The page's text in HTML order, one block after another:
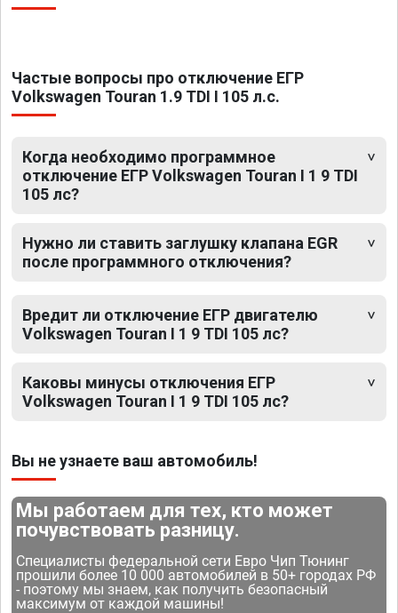
Частые вопросы про отключение ЕГР
Volkswagen Touran 1.9 TDI I 105 л.с.
Когда необходимо программное
отключение ЕГР Volkswagen Touran I 1 9 TDI
105 лс?
Нужно ли ставить заглушку клапана EGR
после программного отключения?
Вредит ли отключение ЕГР двигателю
Volkswagen Touran I 1 9 TDI 105 лс?
Каковы минусы отключения ЕГР
Volkswagen Touran I 1 9 TDI 105 лс?
Вы не узнаете ваш автомобиль!
Мы работаем для тех, кто может
почувствовать разницу.
Специалисты федеральной сети Евро Чип Тюнинг
прошили более 10 000 автомобилей в 50+ городах РФ
- поэтому мы знаем, как получить безопасный
максимум от каждой машины!